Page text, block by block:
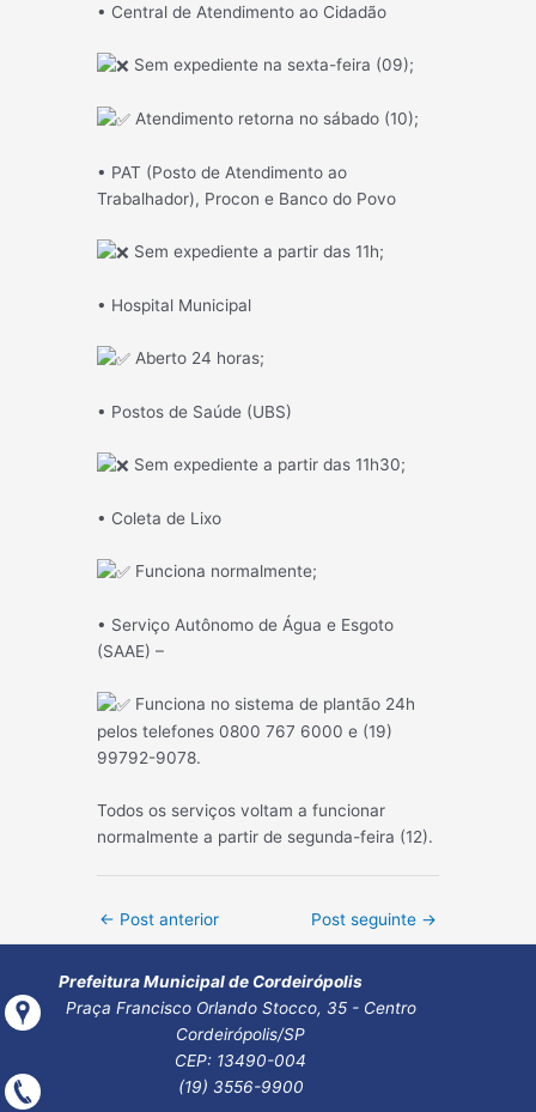
• Central de Atendimento ao Cidadão
Sem expediente na sexta-feira (09);
Atendimento retorna no sábado (10);
• PAT (Posto de Atendimento ao
Trabalhador), Procon e Banco do Povo
Sem expediente a partir das 11h;
• Hospital Municipal
Aberto 24 horas;
• Postos de Saúde (UBS)
Sem expediente a partir das 11h30;
• Coleta de Lixo
Funciona normalmente;
• Serviço Autônomo de Água e Esgoto
(SAAE) –
Funciona no sistema de plantão 24h
pelos telefones 0800 767 6000 e (19)
99792-9078.
Todos os serviços voltam a funcionar
normalmente a partir de segunda-feira (12).
Post
← Post anterior Post seguinte →
Prefeitura Municipal de Cordeirópolis
Praça Francisco Orlando Stocco, 35 - Centro
Cordeirópolis/SP
CEP: 13490-004
(19) 3556-9900